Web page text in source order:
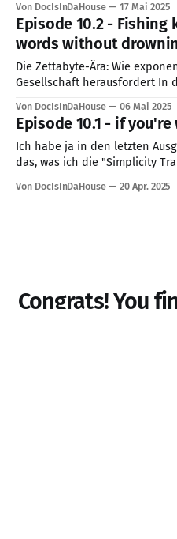
verkünden – oft begleitet von
zwischen Heilsversprechen
Dabei ist vieles von dem, was
gefeiert wird, nicht wirklich
Von DocIsInDaHouse 17 Mai 2025
Episode 10.2 -
words without
Die Zettabyte-Ära: Wie
Gesellschaft herausfordert In den letzten fünf Jahrzehnten
dagewesenen Tempo
Jahren mit Megabytes und
einer regelrechten
Datenaufkommen ist
Von DocIsInDaHouse 06 Mai 2025
Episode 10.1 - if
Ich habe ja in den letzten
das, was ich die "Simplicity
ein hochkomplexes System
Von DocIsInDaHouse 20 Apr. 2025
Congrats! You